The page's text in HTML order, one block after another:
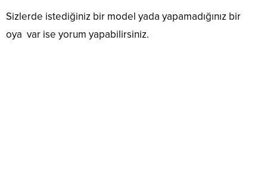
Sizlerde istediğiniz bir model yada yapamadığınız bir
oya var ise yorum yapabilirsiniz.